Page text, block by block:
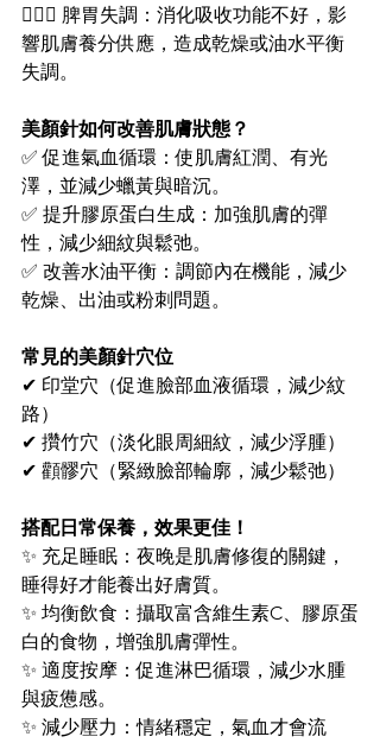
🧏🏻‍♀️ 脾胃失調：消化吸收功能不好，影
響肌膚養分供應，造成乾燥或油水平衡
失調。
美顏針如何改善肌膚狀態？
✅ 促進氣血循環：使肌膚紅潤、有光
澤，並減少蠟黃與暗沉。
✅ 提升膠原蛋白生成：加強肌膚的彈
性，減少細紋與鬆弛。
✅ 改善水油平衡：調節內在機能，減少
乾燥、出油或粉刺問題。
常見的美顏針穴位
✔ 印堂穴（促進臉部血液循環，減少紋
路）
✔ 攢竹穴（淡化眼周細紋，減少浮腫）
✔ 顴髎穴（緊緻臉部輪廓，減少鬆弛）
搭配日常保養，效果更佳！
✨ 充足睡眠：夜晚是肌膚修復的關鍵，
睡得好才能養出好膚質。
✨ 均衡飲食：攝取富含維生素C、膠原蛋
白的食物，增強肌膚彈性。
✨ 適度按摩：促進淋巴循環，減少水腫
與疲憊感。
✨ 減少壓力：情緒穩定，氣血才會流